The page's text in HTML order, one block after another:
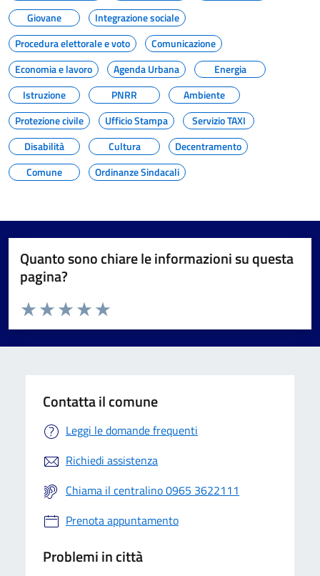
Giovane
Integrazione sociale
Procedura elettorale e voto
Comunicazione
Economia e lavoro
Agenda Urbana
Energia
Istruzione
PNRR
Ambiente
Protezione civile
Ufficio Stampa
Servizio TAXI
Disabilità
Cultura
Decentramento
Comune
Ordinanze Sindacali
Quanto sono chiare le informazioni su questa
pagina?
Valuta da 1 a 5 stelle la pagina
Valuta 5 stelle su 5
Valuta 4 stelle su 5
Valuta 3 stelle su 5
Valuta 2 stelle su 5
Valuta 1 stelle su 5
Contatta il comune
Leggi le domande frequenti
Richiedi assistenza
Chiama il centralino 0965 3622111
Prenota appuntamento
Problemi in città